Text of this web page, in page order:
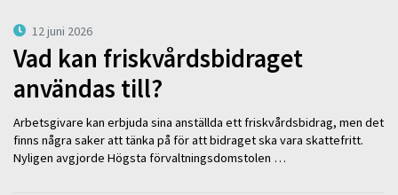
12 juni 2026
Vad kan friskvårdsbidraget
användas till?
Arbetsgivare kan erbjuda sina anställda ett friskvårdsbidrag, men det
finns några saker att tänka på för att bidraget ska vara skattefritt.
Nyligen avgjorde Högsta förvaltningsdomstolen …